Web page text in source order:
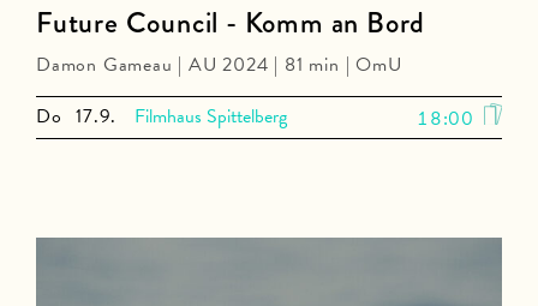
Future Council - Komm an Bord
Damon Gameau | AU 2024 | 81 min | OmU
Do 17.9. Filmhaus Spittelberg 18:00